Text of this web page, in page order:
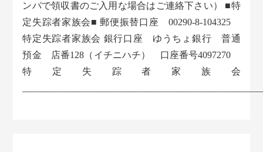
ンパで領収書のご入用な場合はご連絡下さい） ■特
定失踪者家族会■ 郵便振替口座 00290-8-104325
特定失踪者家族会 銀行口座 ゆうちょ銀行 普通
預金 店番128（イチニハチ） 口座番号4097270
特定失踪者家族会